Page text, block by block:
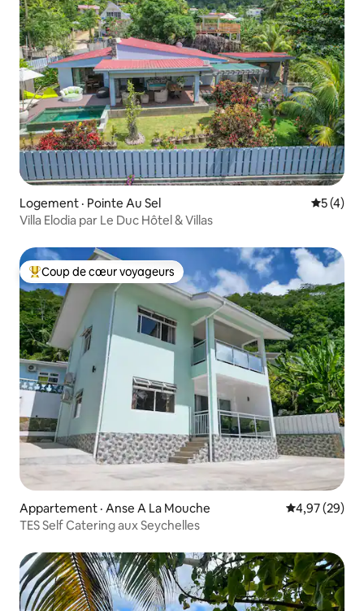
Logement · Pointe Au Sel Note
5 (4)
Villa Elodia par Le Duc Hôtel & Villas
Coup de cœur voyageurs parmi les plus aimés
Coup de cœur voyageurs
Appartement · Anse A La Mouche Note
4,97 (29)
TES Self Catering aux Seychelles